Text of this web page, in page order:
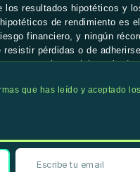
resultados hipotéticos y
de rendimiento es
financiero, y ningún
pérdidas o de
substancial
pueden afectar los
en este sitio web no
que has leído y aceptado